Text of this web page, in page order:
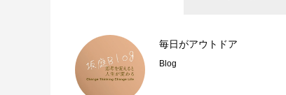
毎日がアウトドア
Blog